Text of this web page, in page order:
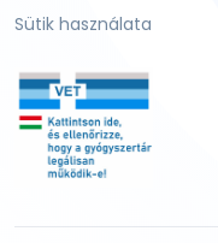
Sütik használata